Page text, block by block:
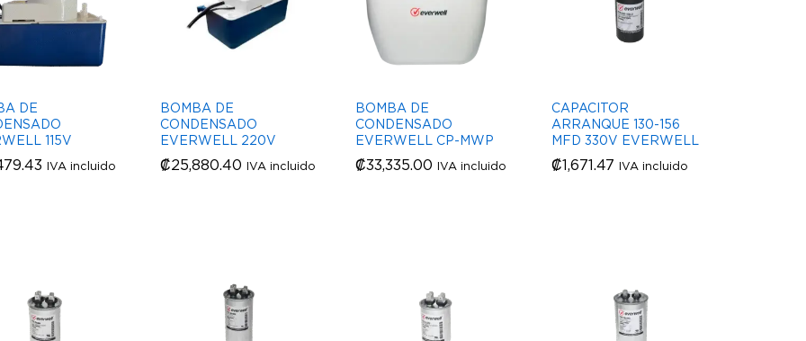
DE
115V
IVA incluido
BOMBA DE
CONDENSADO
EVERWELL 220V
₡25,880.40 IVA incluido
₡25,880.40
BOMBA DE
CONDENSADO
EVERWELL CP-MWP
₡33,335.00 IVA incluido
₡33,335.00
CAPACITOR
ARRANQUE 130-156
MFD 330V EVERWELL
₡1,671.47 IVA incluido
₡1,671.47